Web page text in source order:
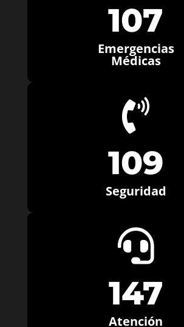
107
Emergencias
Médicas

109
Seguridad

147
Atención